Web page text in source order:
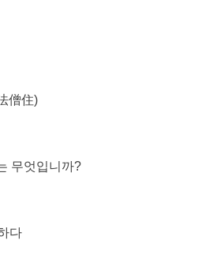
僧住)
무엇입니까?
다